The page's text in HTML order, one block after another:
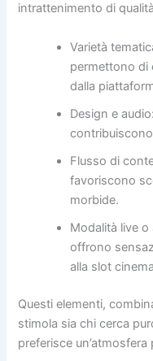
intrattenimento di
Varietà
permettono di
dalla
Design e
Flusso di
favoriscono
morbide.
Modalità live
offrono
alla slot
Questi elementi,
stimola sia chi cerca
preferisce